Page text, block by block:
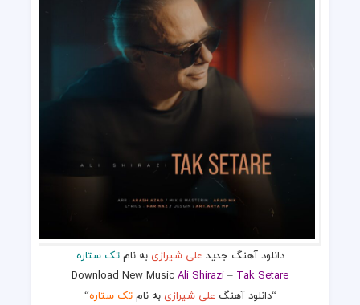
دانلود آهنگ جدید علی شیرازی به نامتک ستاره
Download New MusicAli Shirazi– Tak Setare
“دانلود آهنگ علی شیرازی به نامتک ستاره“